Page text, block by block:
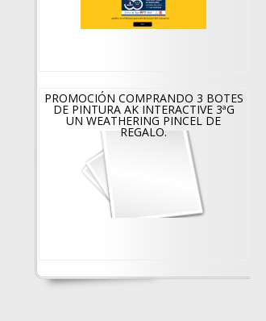
PROMOCIÓN COMPRANDO 3 BOTES
DE PINTURA AK INTERACTIVE 3ªG
UN WEATHERING PINCEL DE
REGALO.